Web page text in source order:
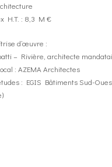
H.T. : 8,3 M €
d’œuvre :
– Rivière, architecte
: AZEMA Architectes
: EGIS Bâtiments Sud-